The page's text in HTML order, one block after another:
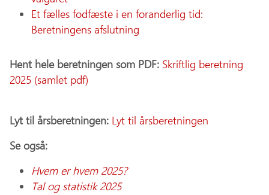
Et fælles fodfæste i en foranderlig tid:
Beretningens afslutning
Hent hele beretningen som PDF: Skriftlig beretning
2025 (samlet pdf)
Lyt til årsberetningen: Lyt til årsberetningen
Se også:
Hvem er hvem 2025?
Tal og statistik 2025